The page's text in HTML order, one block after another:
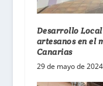
Desarrollo
artesanos en el
Canarias
29 de mayo de 2024